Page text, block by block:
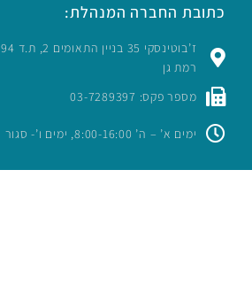
כתובת החברה המנהלת:
ז’בוטינסקי 35 בניין התאומים 2, ת.ד 94
רמת גן
מספר פקס: 03-7289397
ימים א’ – ה’ 8:00-16:00, ימים ו’- סגור